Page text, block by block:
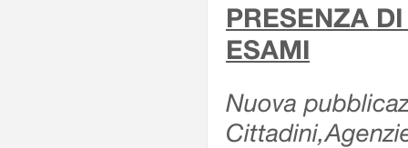
PRESENZA
ESAMI
Nuova